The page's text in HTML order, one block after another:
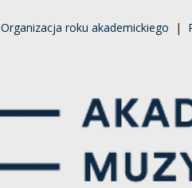
Organizacja roku akademickiego |